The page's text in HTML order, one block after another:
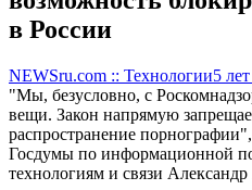
в России
NEWSru.com :: Технологии5
"Мы, безусловно, с
вещи. Закон напрямую
распространение порнографии",
Госдумы по информационной
технологиям и связи